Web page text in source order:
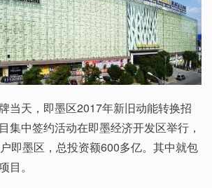
当天，即墨区2017年新旧动能转换招
集中签约活动在即墨经济开发区举行，
即墨区，总投资额600多亿。其中就包
目。